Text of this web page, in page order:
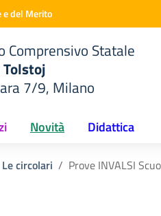
del Merito
Comprensivo Statale
Tolstoj
7/9, Milano
Novità Didattica
Le circolari Prove INVALSI